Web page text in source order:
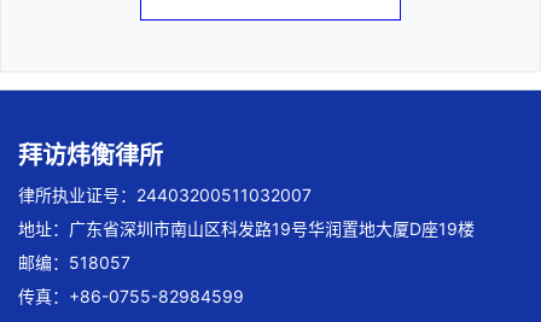
拜访炜衡律所
律所执业证号：24403200511032007
地址：广东省深圳市南山区科发路19号华润置地大厦D座19楼
邮编：518057
传真：+86-0755-82984599